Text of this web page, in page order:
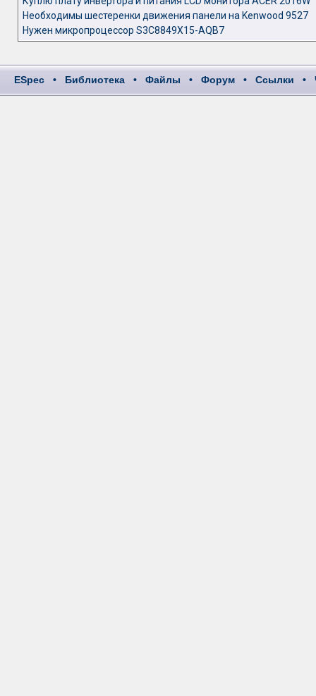
Необходимы шестеренки движения панели на Kenwood 9527
Нужен микропроцессор S3C8849X15-AQB7
ESpec • Библиотека • Файлы • Форум • Ссылки •